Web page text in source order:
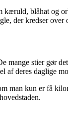
kæruld, blåhat
der kredser over
stier gør
af deres daglige
kun er få